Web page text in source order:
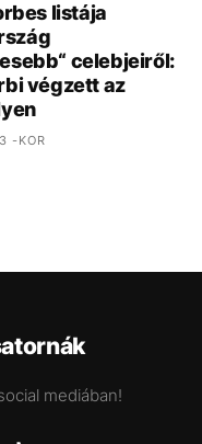
listája
celebjeiről:
végzett az
-KOR
mediában!